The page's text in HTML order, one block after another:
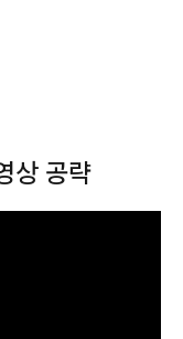
상 공략